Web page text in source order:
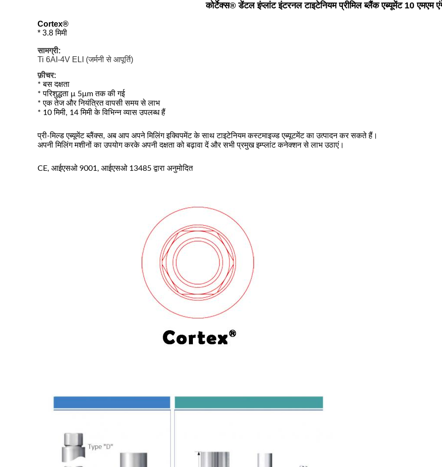
कोर्टेक्स® डेंटल इंप्लांट इंटरनल टाइटेनियम प्रीमिल ब्लैंक एब्यूमेंट 10 एमएम
Cortex®
* 3.8 मिमी
सामग्री:
Ti 6AI-4V ELI (जर्मनी से आपूर्ति)
फ़ीचर:
* बस दक्षता
* परिशुद्धता µ 5µm तक की गई
* एक तेज और नियंत्रित वापसी समय से लाभ
* 10 मिमी, 14 मिमी के विभिन्न व्यास उपलब्ध हैं
प्री-मिल्ड एब्यूमेंट ब्लैंक्स, अब आप अपने मिलिंग इक्विपमेंट के साथ टाइटेनियम कस्टमाइज्ड एब्यूटमेंट का उत्पादन कर सकते हैं।
अपनी मिलिंग मशीनों का उपयोग करके अपनी दक्षता को बढ़ावा दें और सभी प्रमुख इम्प्लांट कनेक्शन से लाभ उठाएं।
CE, आईएसओ 9001, आईएसओ 13485 द्वारा अनुमोदित